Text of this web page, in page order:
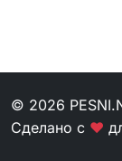
© 2026
Сделано с ❤